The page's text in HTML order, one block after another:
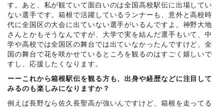
す。あと、私が観ていて面白いのは全国高校駅伝に出場してい
ない選手です。箱根で活躍しているランナーも、意外と高校時
代に全国区の大会に出ていない選手がいるんですよ。神野大地
さんとかもそうなんですが、大学で実を結んだ選手もいて、中
学や高校では全国区の舞台では出ていなかったんですけど、全
国の舞台で花を咲かせているところを観るのはすごく嬉しいで
すし、応援したくなります。
ーーこれから箱根駅伝を観る方も、出身や経歴などに注目して
みるのも楽しみになりますか？
例えば長野なら佐久長聖高が強いんですけど、箱根を走ってる